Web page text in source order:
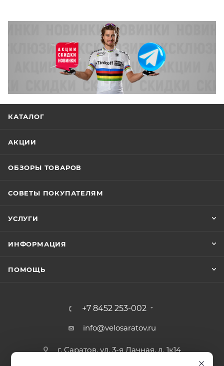
КАТАЛОГ
АКЦИИ
ОБЗОРЫ ТОВАРОВ
СОВЕТЫ ПОКУПАТЕЛЯМ
УСЛУГИ
ИНФОРМАЦИЯ
ПОМОЩЬ
+7 8452 253-002
info@velosaratov.ru
г. Саратов, ул. 3-я Дачная, д. 1к14